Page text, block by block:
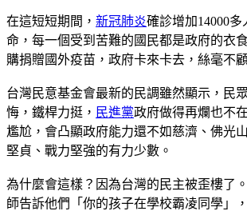
在這短短期間， 新冠肺炎確診增加14000
命，每一個受到苦難的國民都是政府的衣
購捐贈國外疫苗，政府卡來卡去，絲毫不
台灣民意基金會最新的民調雖然顯示，民
悔，鐵桿力挺， 民進黨政府做得再爛也不
尷尬，會凸顯政府能力還不如慈濟、佛光
堅貞、戰力堅強的有力少數。
為什麼會這樣？因為台灣的民主被歪樓了
師告訴他們「你的孩子在學校霸凌同學」